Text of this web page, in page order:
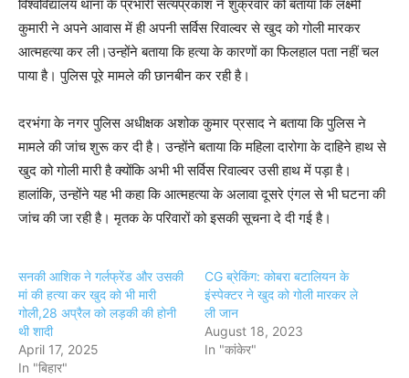
विश्वविद्यालय थाना के प्रभारी सत्यप्रकाश ने शुक्रवार को बताया कि लक्ष्मी
कुमारी ने अपने आवास में ही अपनी सर्विस रिवाल्वर से खुद को गोली मारकर
आत्महत्या कर ली।उन्होंने बताया कि हत्या के कारणों का फिलहाल पता नहीं चल
पाया है। पुलिस पूरे मामले की छानबीन कर रही है।
दरभंगा के नगर पुलिस अधीक्षक अशोक कुमार प्रसाद ने बताया कि पुलिस ने
मामले की जांच शुरू कर दी है। उन्होंने बताया कि महिला दारोगा के दाहिने हाथ से
खुद को गोली मारी है क्योंकि अभी भी सर्विस रिवाल्वर उसी हाथ में पड़ा है।
हालांकि, उन्होंने यह भी कहा कि आत्महत्या के अलावा दूसरे एंगल से भी घटना की
जांच की जा रही है। मृतक के परिवारों को इसकी सूचना दे दी गई है।
सनकी आशिक ने गर्लफ्रेंड और उसकी
मां की हत्या कर खुद को भी मारी
गोली,28 अप्रैल को लड़की की होनी
थी शादी
April 17, 2025
In "बिहार"
CG ब्रेकिंग: कोबरा बटालियन के
इंस्पेक्टर ने खुद को गोली मारकर ले
ली जान
August 18, 2023
In "कांकेर"